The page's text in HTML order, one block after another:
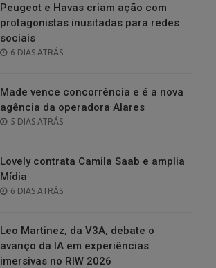
Peugeot e Havas criam ação com
protagonistas inusitadas para redes
sociais
POSTED
6 DIAS ATRÁS
Made vence concorrência e é a nova
agência da operadora Alares
POSTED
5 DIAS ATRÁS
Lovely contrata Camila Saab e amplia
Mídia
POSTED
6 DIAS ATRÁS
Leo Martinez, da V3A, debate o
avanço da IA em experiências
imersivas no RIW 2026